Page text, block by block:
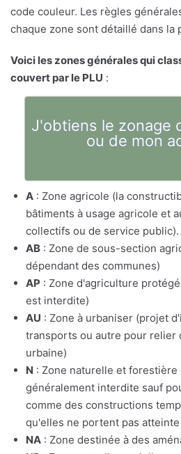
code couleur. Les règles
chaque zone sont détaillé dans la
Voici les zones générales qui
couvert par le PLU :
J'obtiens le zonage
ou de mon
A : Zone agricole (la
bâtiments à usage agricole et
collectifs ou de service public).
AB : Zone de sous-section
dépendant des communes)
AP : Zone d'agriculture
est interdite)
AU : Zone à urbaniser (projet
transports ou autre pour relier
urbaine)
N : Zone naturelle et
généralement interdite sauf
comme des constructions
qu'elles ne portent pas
NA : Zone destinée à des